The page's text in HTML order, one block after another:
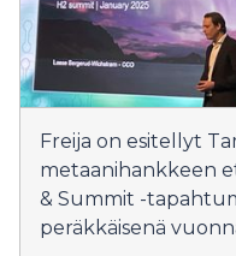
Freija on esitellyt
metaanihankkeen
& Summit -
peräkkäisenä